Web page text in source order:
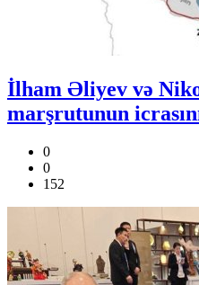
İlham Əliyev və
marşrutunun
0
0
152